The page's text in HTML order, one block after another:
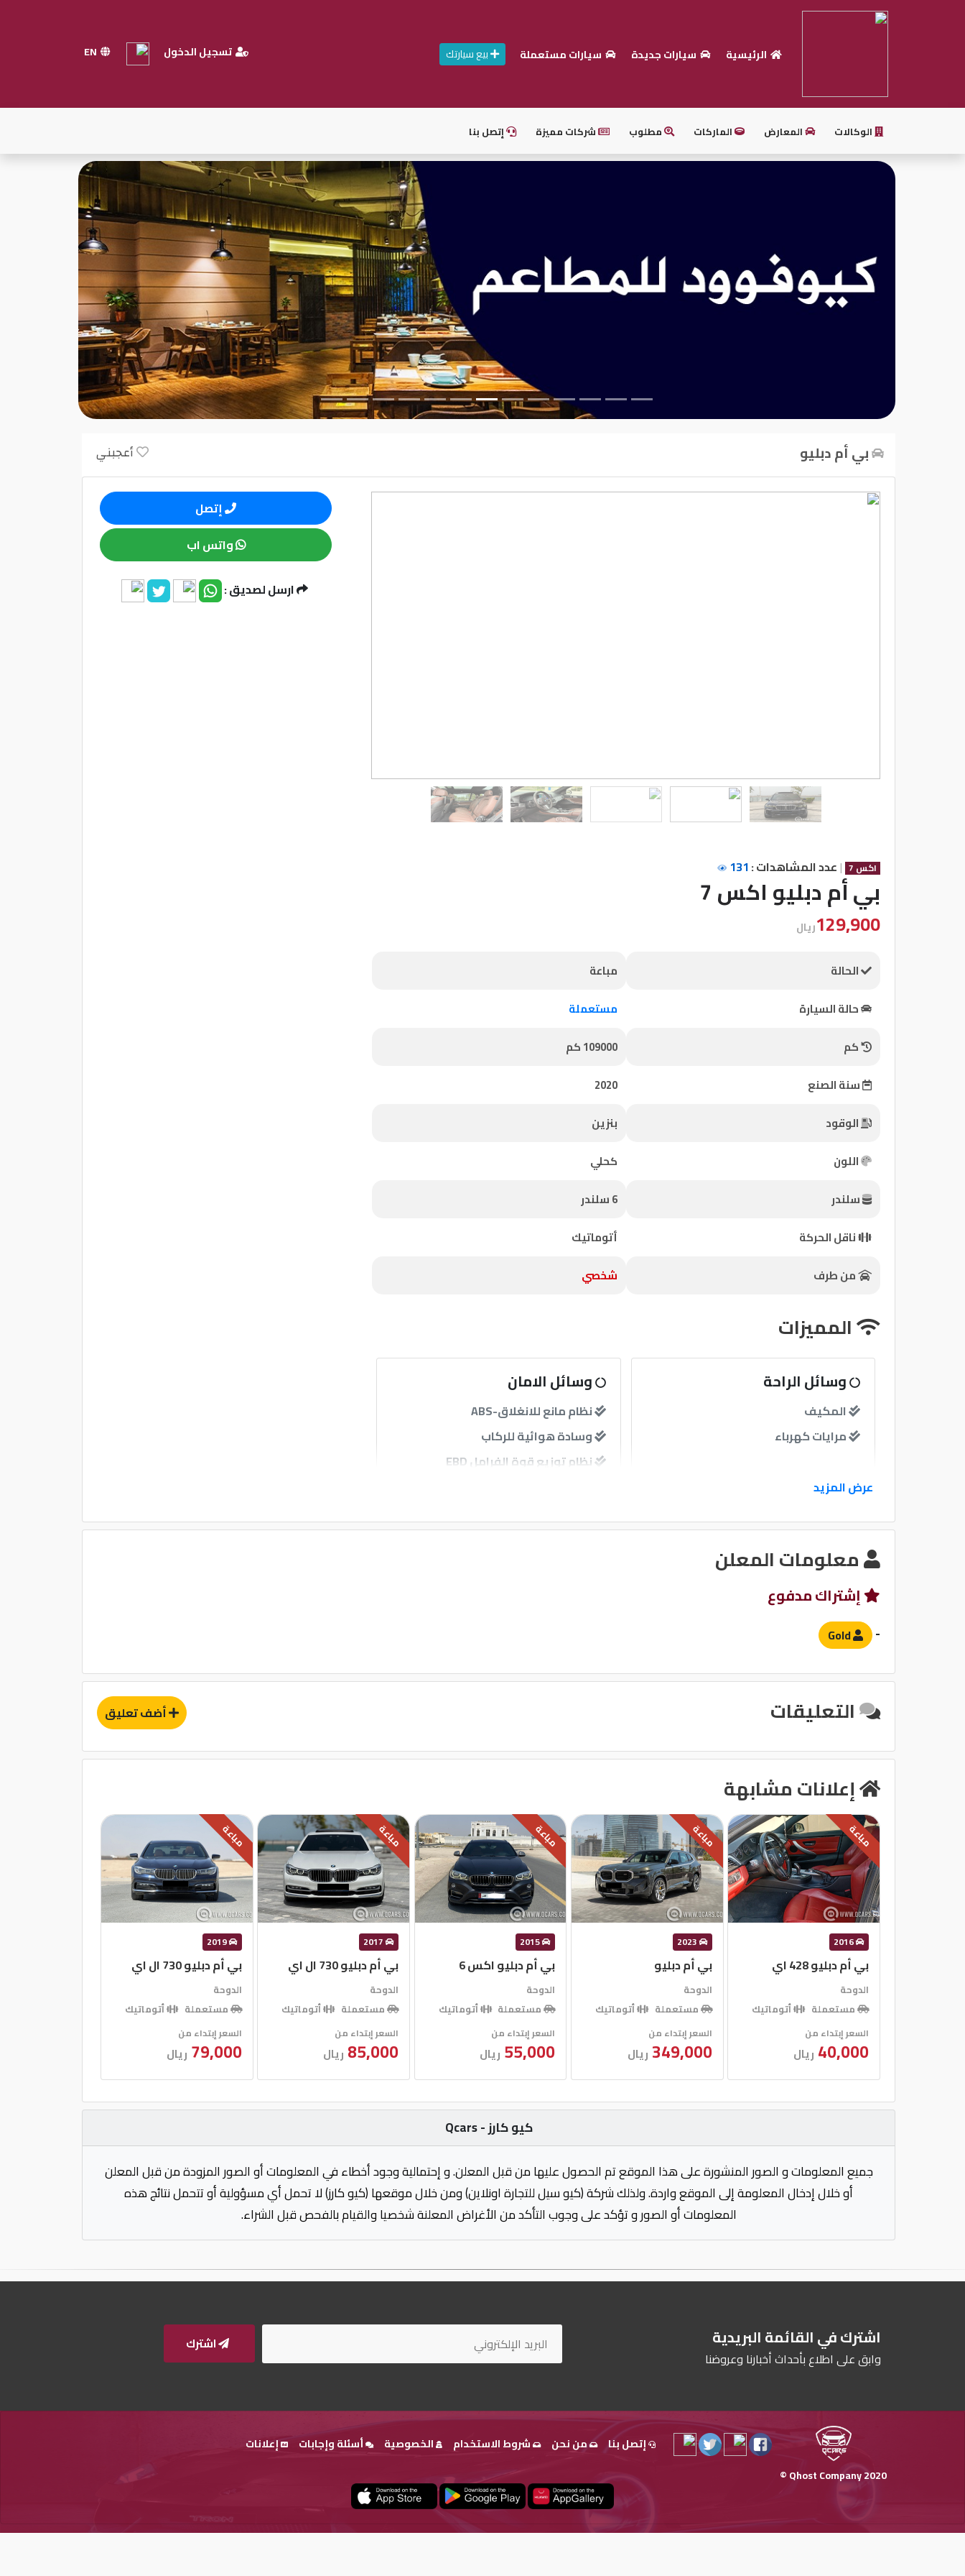
بيع
الرئيسية سيارات جديدة سيارات مستعملة بيع سيارتك تسجيل الدخول
الوكالات المعارض الماركات مطلوب شركات مميزة إتصل بنا
بي أم دبليو أعجبني
اكس 7 | عدد المشاهدات :131
بي أم دبليو اكس 7
129,900ريال
الحالة
مباعة
حالة السيارة
مستعملة
كم
109000 كم
سنة الصنع
2020
الوقود
بنزين
اللون
كحلي
سلندر
6 سلندر
ناقل الحركة
أتوماتيك
من طرف
شخصي
المميزات
وسائل الراحة
المكيف
مرايات كهرباء
نوافذ
نظام الصوت
وسائل الامان
نظام مانع للانغلاق-ABS
وسادة هوائية للركاب
نظام توزيع قوة الفرامل EBD
آخرى
عرض المزيد
إتصل
واتس اب
ارسل لصديق :
معلومات المعلن
إشتراك مدفوع
-
التعليقات أضف تعليق
إعلانات مشابهة
مباعة
2016
بي أم دبليو 428 اي
الدوحة
مستعملة
أتوماتيك
السعر إبتداء من
40,000 ريال
مباعة
2023
بي أم دبليو
الدوحة
مستعملة
أتوماتيك
السعر إبتداء من
349,000 ريال
مباعة
2015
بي أم دبليو اكس 6
الدوحة
مستعملة
أتوماتيك
السعر إبتداء من
55,000 ريال
مباعة
2017
بي أم دبليو 730 ال اي
الدوحة
مستعملة
أتوماتيك
السعر إبتداء من
85,000 ريال
مباعة
2019
بي أم دبليو 730 ال اي
الدوحة
مستعملة
أتوماتيك
السعر إبتداء من
79,000 ريال
كيو كارز - Qcars
جميع المعلومات و الصور المنشورة على هذا الموقع تم الحصول عليها من قبل المعلن. و إحتمالية وجود أخطاء في المعلومات أو الصور المزودة من قبل المعلن
أو خلال إدخال المعلومة إلى الموقع واردة. ولذلك شركة (كيو سيل للتجارة اونلاين) ومن خلال موقعها (كيو كارز) لا تحمل أي مسؤولية أو تتحمل نتائج هذه
المعلومات أو الصور و تؤكد على وجوب التأكد من الأغراض المعلنة شخصيا والقيام بالفحص قبل الشراء.
اشترك في القائمة البريدية
وابق على اطلاع بأحداث أخبارنا وعروضنا
اشترك
Qhost Company 2020 ©
إتصل بنا من نحن شروط الاستخدام الخصوصية أسئلة وإجابات إعلانات